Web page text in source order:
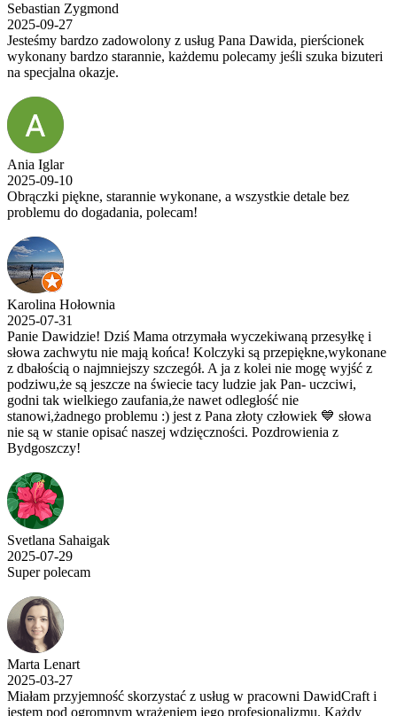
Sebastian Zygmond
2025-09-27
Jesteśmy bardzo zadowolony z usług Pana Dawida, pierścionek
wykonany bardzo starannie, każdemu polecamy jeśli szuka bizuteri
na specjalna okazje.
Ania Iglar
2025-09-10
Obrączki piękne, starannie wykonane, a wszystkie detale bez
problemu do dogadania, polecam!
Karolina Hołownia
2025-07-31
Panie Dawidzie! Dziś Mama otrzymała wyczekiwaną przesyłkę i
słowa zachwytu nie mają końca! Kolczyki są przepiękne,wykonane
z dbałością o najmniejszy szczegół. A ja z kolei nie mogę wyjść z
podziwu,że są jeszcze na świecie tacy ludzie jak Pan- uczciwi,
godni tak wielkiego zaufania,że nawet odległość nie
stanowi,żadnego problemu :) jest z Pana złoty człowiek 💙 słowa
nie są w stanie opisać naszej wdzięczności. Pozdrowienia z
Bydgoszczy!
Svetlana Sahaigak
2025-07-29
Super polecam
Marta Lenart
2025-03-27
Miałam przyjemność skorzystać z usług w pracowni DawidCraft i
jestem pod ogromnym wrażeniem jego profesjonalizmu. Każdy